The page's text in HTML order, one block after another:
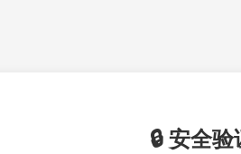
🔒 安全验